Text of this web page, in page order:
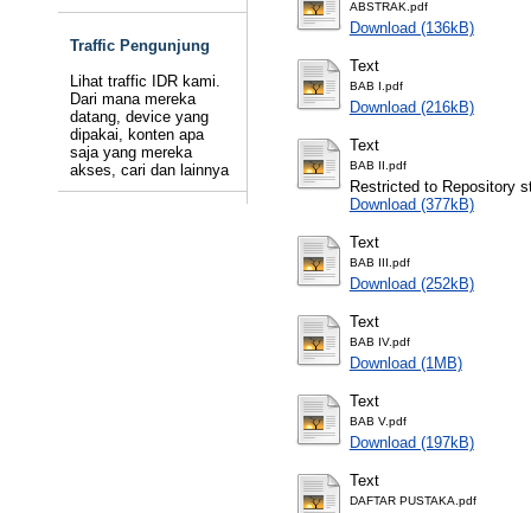
Traffic Pengunjung
Lihat traffic IDR kami.
Dari mana mereka
datang, device yang
dipakai, konten apa
saja yang mereka
akses, cari dan lainnya
ABSTRAK.pdf
Download (136kB)
Text
BAB I.pdf
Download (216kB)
Text
BAB II.pdf
Restricted to Repository
Download (377kB)
Text
BAB III.pdf
Download (252kB)
Text
BAB IV.pdf
Download (1MB)
Text
BAB V.pdf
Download (197kB)
Text
DAFTAR PUSTAKA.pdf